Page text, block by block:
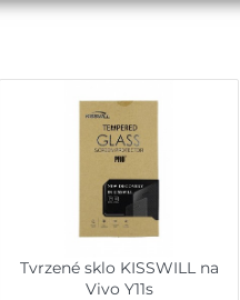
Tvrzené sklo KISSWILL na
Vivo Y11s